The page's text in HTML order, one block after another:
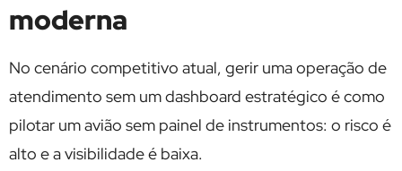
moderna
No cenário competitivo atual, gerir uma operação de
atendimento sem um dashboard estratégico é como
pilotar um avião sem painel de instrumentos: o risco é
alto e a visibilidade é baixa.